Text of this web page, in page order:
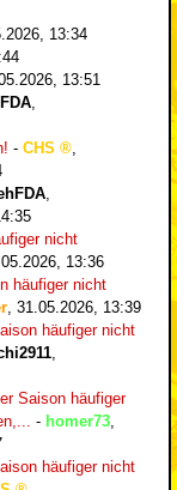
13:34
13:51
- CHS
nicht
13:36
häufiger nicht
31.05.2026, 13:39
häufiger nicht
Saison häufiger
- homer73
häufiger nicht